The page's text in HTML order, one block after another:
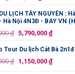
là:
750,000 ₫.
tại
699,000 ₫.
LỊCH TÂY NGUYÊN :
Hà Nội 4N3Đ - BAY VN
₫ Giá
là:
5,990,000 ₫.
5,790,000 ₫Giá
tại
là:
Tour Du lịch Cát Bà
₫ Giá
1,150,000 ₫Giá